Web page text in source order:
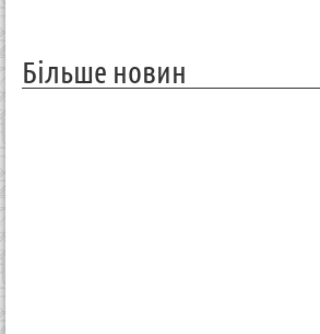
Більше новин